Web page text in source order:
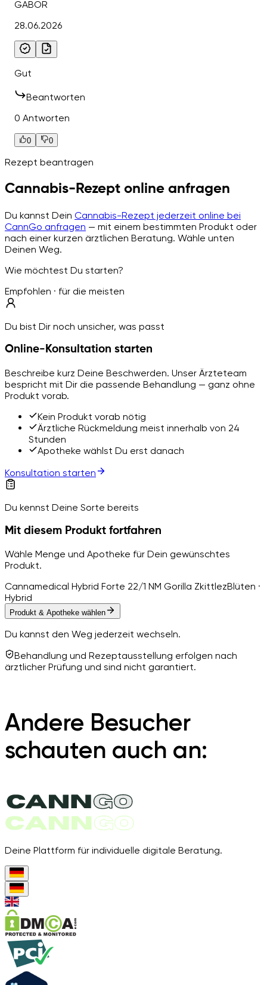
GABOR
28.06.2026
Gut
Beantworten
0 Antworten
0 0
Rezept beantragen
Cannabis-Rezept online anfragen
Du kannst Dein Cannabis-Rezept jederzeit online bei
CannGo anfragen — mit einem bestimmten Produkt oder
nach einer kurzen ärztlichen Beratung. Wähle unten
Deinen Weg.
Wie möchtest Du starten?
Empfohlen · für die meisten
Du bist Dir noch unsicher, was passt
Online-Konsultation starten
Beschreibe kurz Deine Beschwerden. Unser Ärzteteam
bespricht mit Dir die passende Behandlung — ganz ohne
Produkt vorab.
Kein Produkt vorab nötig
Ärztliche Rückmeldung meist innerhalb von 24
Stunden
Apotheke wählst Du erst danach
Konsultation starten
Du kennst Deine Sorte bereits
Mit diesem Produkt fortfahren
Wähle Menge und Apotheke für Dein gewünschtes
Produkt.
Cannamedical Hybrid Forte 22/1 NM Gorilla ZkittlezBlüten ·
Hybrid
Produkt & Apotheke wählen
Du kannst den Weg jederzeit wechseln.
Behandlung und Rezeptausstellung erfolgen nach
ärztlicher Prüfung und sind nicht garantiert.
Andere Besucher
schauten auch an:
Deine Plattform für individuelle digitale Beratung.